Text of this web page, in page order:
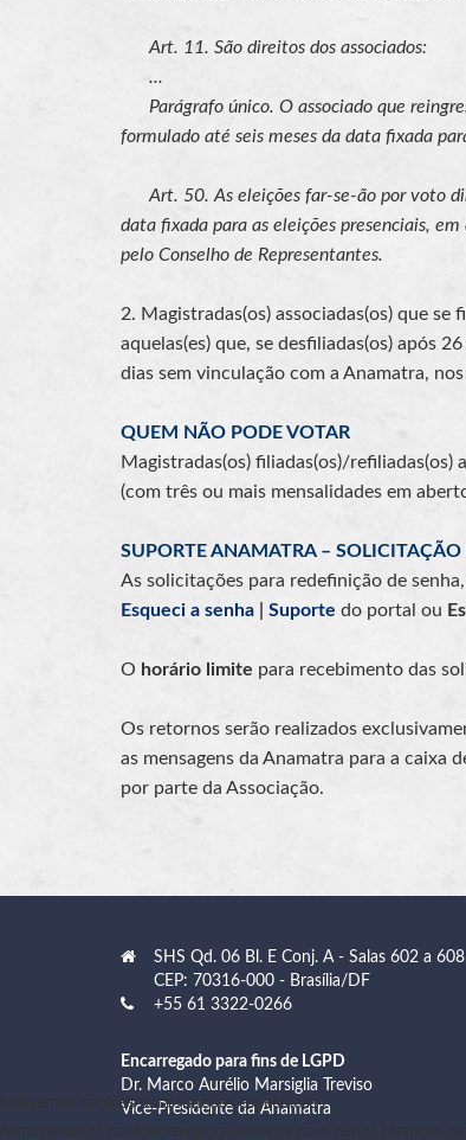
Art. 11. São direitos dos associados:
...
Parágrafo único. O associado que
formulado até seis meses da data fixada
Art. 50. As eleições far-se-ão por voto
data fixada para as eleições presenciais,
pelo Conselho de Representantes.
2. Magistradas(os) associadas(os) que
aquelas(es) que, se desfiliadas(os) após
dias sem vinculação com a Anamatra,
QUEM NÃO PODE VOTAR
Magistradas(os) filiadas(os)/
(com três ou mais mensalidades em
SUPORTE ANAMATRA – SOLICITAÇÃO
As solicitações para redefinição de
Esqueci a senha
Suporte do portal ou
O horário limite para recebimento das
Os retornos serão realizados
as mensagens da Anamatra para a caixa
por parte da Associação.
SHS Qd. 06 Bl. E Conj. A - Salas 602 a
CEP: 70316-000 - Brasília/DF
+55 61 3322-0266
Encarregado para fins de LGPD
Dr. Marco Aurélio Marsiglia Treviso
Vice-Presidente da Anamatra
Utilizamos cookies para funções específicas
Armazenamos cookies temporariamente com dados técnicos